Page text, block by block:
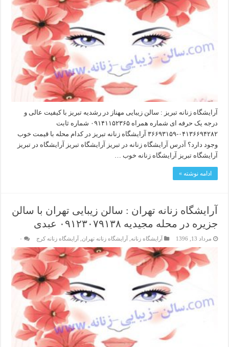
آرایشگاه زنانه تبریز : سالن زیبایی مهناز در رشدیه تبریز با کیفیت عالی و
درجه یک حرفه ای شماره همراه ۰۹۱۴۱۱۵۲۳۶۵ شماره ثابت
۰۴۱۳۶۶۹۴۲۸۲-۳۶۶۹۳۱۵۹ آرایشگاه زنانه تبریز در کدام محله با قیمت خوب
وجود دارد؟ آدرس آرایشگاه زنانه در تبریز آرایشگاه تبریز آرایشگاه در تبریز
آرایشگاه تبریز آرایشگاه زنانه خوب …
ادامه نوشته »
آرایشگاه زنانه تهران : سالن زیبایی تهران با سالن
جزیره در محله مجیدیه ۰۹۱۲۳۰۷۹۱۳۸ عبدی
مرداد 13, 1396 آرایشگاه زنانه آرایشگاه زنانه تهران آرایشگاه زنانه کرج ۰